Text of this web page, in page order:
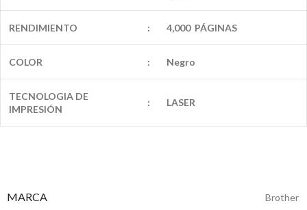
RENDIMIENTO : 4,000 PÁGINAS
COLOR : Negro
TECNOLOGIA DE
IMPRESIÓN
: LASER
MARCA Brother